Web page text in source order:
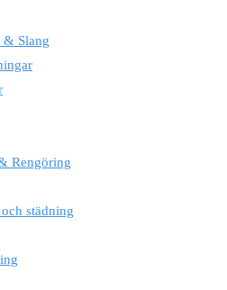
Slang
Rengöring
städning